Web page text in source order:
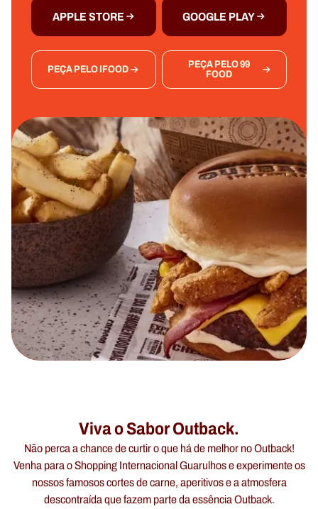
APPLE STORE GOOGLE PLAY
PEÇA PELO IFOOD PEÇA PELO 99
FOOD
Viva o Sabor Outback.
Não perca a chance de curtir o que há de melhor no Outback!
Venha para o Shopping Internacional Guarulhos e experimente os
nossos famosos cortes de carne, aperitivos e a atmosfera
descontraída que fazem parte da essência Outback.